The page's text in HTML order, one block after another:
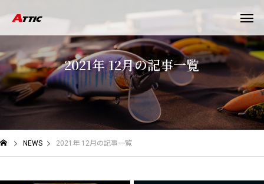
2021年12月の記事一覧
NEWS 2021年 12月の記事一覧